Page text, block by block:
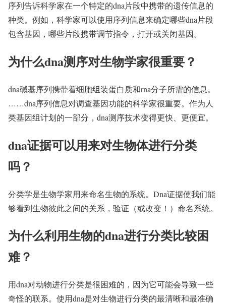
序列告诉科学家在一个特定的dna片段中携带的遗传信息的
种类。例如，科学家可以使用序列信息来确定哪些dna片段
包含基因，哪些片段携带调节指令，打开或关闭基因。
为什么dna测序对生物学家很重要？
dna碱基序列携带着细胞组装蛋白质和rna分子所需的信息。
……dna序列信息对调查基因功能的科学家很重要。作为人
类基因组计划的一部分，dna测序技术变得更快、更便宜。
dna证据可以用来对生物体进行分类
吗？
分类学是生物学家用来命名生物的系统。Dna证据使我们能
够看到生物彼此之间的关系，验证（或改变！）命名系统。
为什么利用生物的dna进行分类比较困
难？
用dna对动物进行分类是很困难的，因为它可能会导致一些
奇怪的联系。使用dna是对生物进行分类的最清晰和最准确